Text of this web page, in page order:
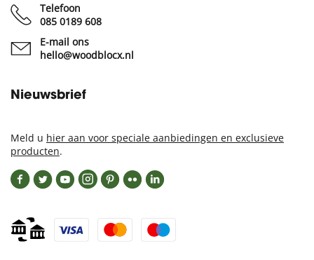
Telefoon
085 0189 608
E-mail ons
hello@woodblocx.nl
Nieuwsbrief
Meld u hier aan voor speciale aanbiedingen en exclusieve
producten.